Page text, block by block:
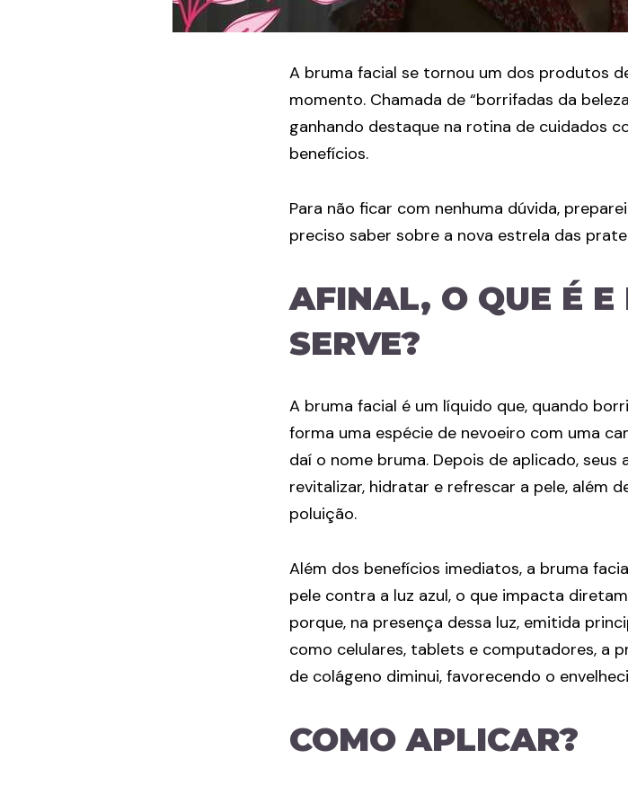
A bruma facial se tornou um dos produtos
momento. Chamada de “borrifadas da
ganhando destaque na rotina de cuidados
benefícios.
Para não ficar com nenhuma dúvida,
preciso saber sobre a nova estrela das
AFINAL, O QUE É E
SERVE?
A bruma facial é um líquido que, quando
forma uma espécie de nevoeiro com uma
daí o nome bruma. Depois de aplicado,
revitalizar, hidratar e refrescar a pele, além
poluição.
Além dos benefícios imediatos, a bruma
pele contra a luz azul, o que impacta
porque, na presença dessa luz, emitida
como celulares, tablets e computadores, a
de colágeno diminui, favorecendo o
COMO APLICAR?